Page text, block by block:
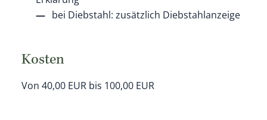
bei Diebstahl: zusätzlich Diebstahlanzeige
Kosten
Von 40,00 EUR bis 100,00 EUR